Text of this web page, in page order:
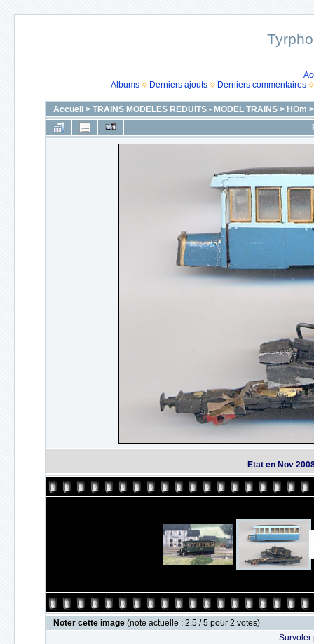
Albums
Derniers ajouts Derniers commentaires
Accueil > TRAINS MODELES REDUITS - MODEL TRAINS> HOm
Etat en Nov
Noter cette image (note actuelle : 2.5 / 5 pour 2 votes)
Survoler